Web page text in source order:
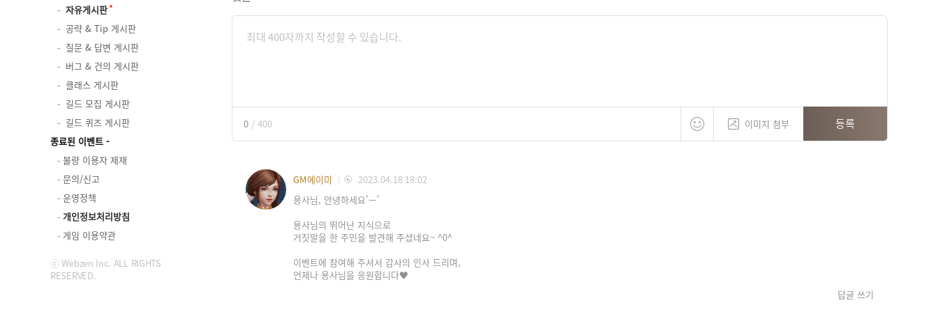
자유게시판
공략 & Tip 게시판
질문 & 답변 게시판
버그 & 건의 게시판
클래스 게시판
길드 모집 게시판
길드 퀴즈 게시판
종료된 이벤트
불량 이용자 제재
문의/신고
운영정책
개인정보처리방침
게임 이용약관
ⓒ Webzen Inc. ALL RIGHTS
RESERVED.
0 / 400 이미지 첨부 등록
GM에이미
2023.04.18 18:02
용사님, 안녕하세요'ㅡ'
용사님의 뛰어난 지식으로
거짓말을 한 주민을 발견해 주셨네요~ ^0^
이벤트에 참여해 주셔서 감사의 인사 드리며,
언제나 용사님을 응원합니다♥
답글 쓰기